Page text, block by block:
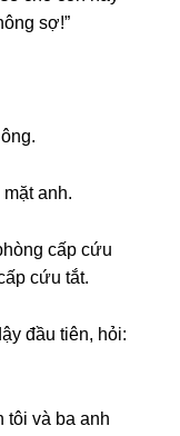
ѕợ!”
anh.
cấp cứu
cứu tắt.
đầu tiên, hỏi:
tôi và ba anh